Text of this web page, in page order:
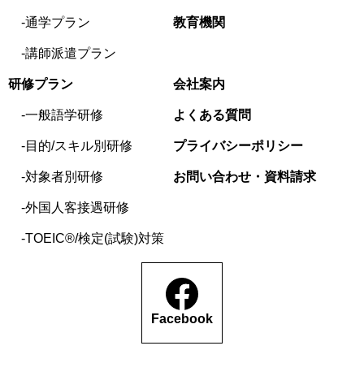
通学プラン
講師派遣プラン
教育機関
研修プラン
一般語学研修
目的/スキル別研修
対象者別研修
外国人客接遇研修
TOEIC®/検定(試験)対策
会社案内
よくある質問
プライバシーポリシー
お問い合わせ・資料請求
Facebook